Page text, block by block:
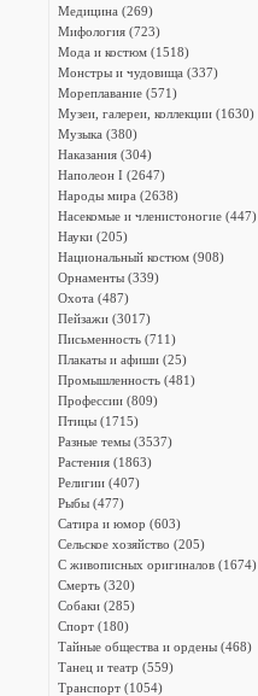
Медицина (269)
Мифология (723)
Мода и костюм (1518)
Монстры и чудовища (337)
Мореплавание (571)
Музеи, галереи, коллекции (1630)
Музыка (380)
Наказания (304)
Наполеон I (2647)
Народы мира (2638)
Насекомые и членистоногие (447)
Науки (205)
Национальный костюм (908)
Орнаменты (339)
Охота (487)
Пейзажи (3017)
Письменность (711)
Плакаты и афиши (25)
Промышленность (481)
Профессии (809)
Птицы (1715)
Разные темы (3537)
Растения (1863)
Религии (407)
Рыбы (477)
Сатира и юмор (603)
Сельское хозяйство (205)
С живописных оригиналов (1674)
Смерть (320)
Собаки (285)
Спорт (180)
Тайные общества и ордены (468)
Танец и театр (559)
Транспорт (1054)